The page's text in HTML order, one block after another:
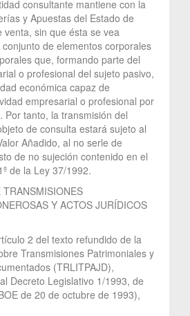
consultante mantiene con la
y Apuestas del Estado de
venta, sin que ésta se vea
de elementos corporales
que, formando parte del
o profesional del sujeto pasivo,
económica capaz de
empresarial o profesional por
Por tanto, la transmisión del
de consulta estará sujeto al
Añadido, al no serle de
de no sujeción contenido en el
de la Ley 37/1992.
TRANSMISIONES
Y ACTOS JURÍDICOS
2 del texto refundido de la
Transmisiones Patrimoniales y
(TRLITPAJD),
Decreto Legislativo 1/1993, de
de 20 de octubre de 1993),